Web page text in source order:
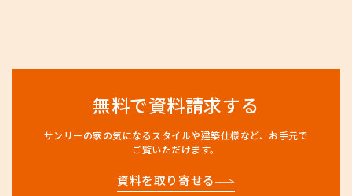
無料で資料請求する
サンリーの家の気になるスタイルや建築仕様など、 お手元で
ご覧いただけます。
資料を取り寄せる